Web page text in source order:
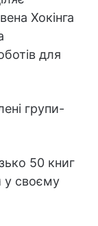
Хокінга
для
групи-
50 книг
у своєму